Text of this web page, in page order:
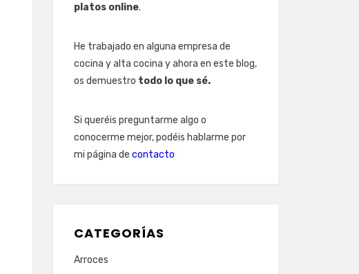
platos online.
He trabajado en alguna empresa de
cocina y alta cocina y ahora en este blog,
os demuestro todo lo que sé.
Si queréis preguntarme algo o
conocerme mejor, podéis hablarme por
mi página de contacto
CATEGORÍAS
Arroces